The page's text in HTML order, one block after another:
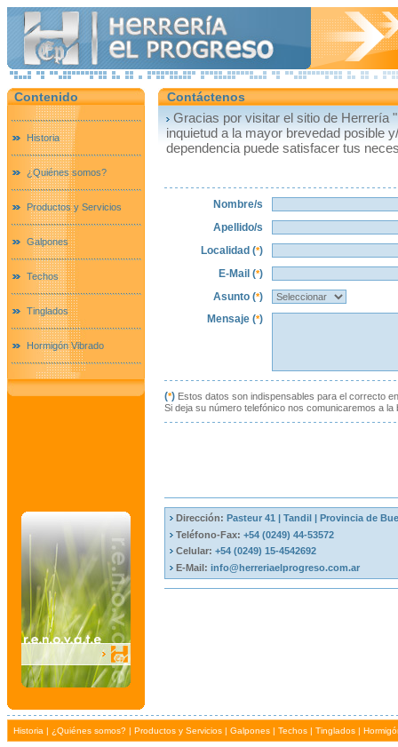
Contenido
Historia
¿Quiénes somos?
Productos y Servicios
Galpones
Techos
Tinglados
Hormigón Vibrado
Contáctenos
Gracias por visitar el sitio de Herrería
inquietud a la mayor brevedad posible
dependencia puede satisfacer tus
Nombre/s
Apellido/s
Localidad (*)
E-Mail (*)
Asunto (*)
Mensaje (*)
(*) Estos datos son indispensables para el correcto
Si deja su número telefónico nos comunicaremos a la
Dirección: Pasteur 41 | Tandil | Provincia de
Teléfono-Fax: +54 (0249) 44-53572
Celular: +54 (0249) 15-4542692
E-Mail: info@herreriaelprogreso.com.ar
Historia | ¿Quiénes somos? | Productos y Servicios | Galpones | Techos | Tinglados |